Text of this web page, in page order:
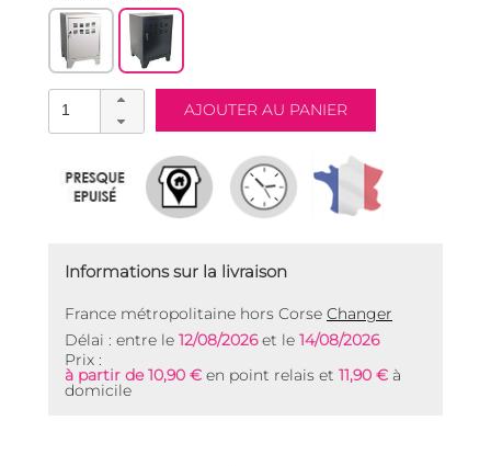
Informations sur la livraison
France métropolitaine hors Corse Changer
Délai : entre le 12/08/2026et le 14/08/2026
Prix :
à partir de 10,90 € en point relais et 11,90 € à
domicile